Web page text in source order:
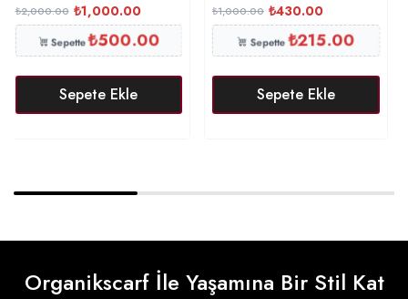
₺2,000.00 ₺1,000.00
Sepette₺500.00
Sepete Ekle
₺1,000.00 ₺430.00
Sepette₺215.00
Sepete Ekle
Organikscarf İle Yaşamına Bir Stil Kat